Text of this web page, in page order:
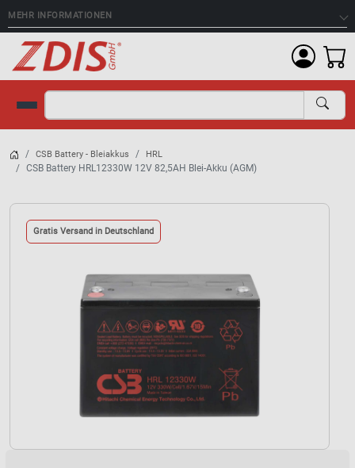
MEHR INFORMATIONEN
Suche
CSB Battery - Bleiakkus HRL
CSB Battery HRL12330W 12V 82,5AH Blei-Akku (AGM)
Gratis Versand in Deutschland